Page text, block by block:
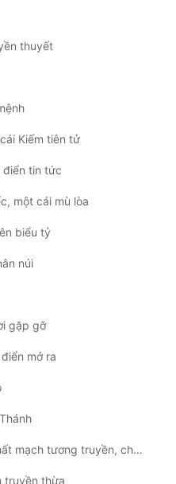
thuyết
Kiếm tiên tử
điển tin tức
một cái mù lòa
biểu tỷ
núi
gặp gỡ
mở ra
Chương 75: Nguyên lai là nhất mạch tương truyền, cha truyền con nối
truyền thừa